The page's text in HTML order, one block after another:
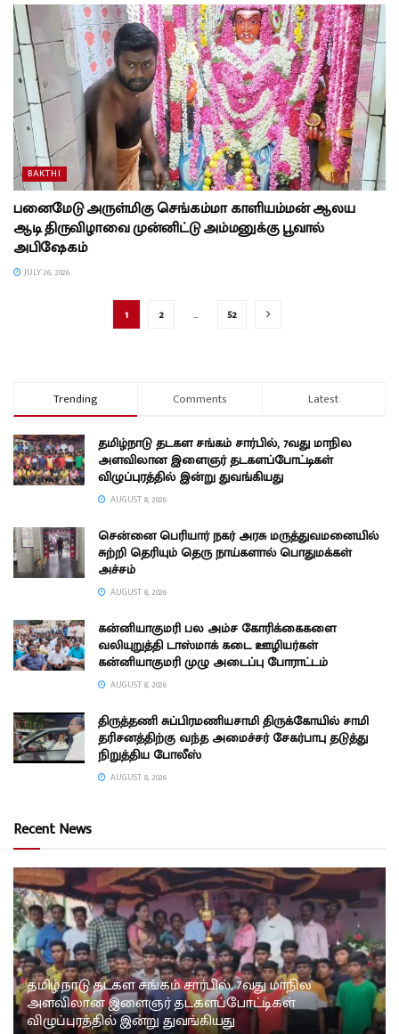
BAKTHI
பனைமேடு அருள்மிகு செங்கம்மா காளியம்மன் ஆலய
ஆடி திருவிழாவை முன்னிட்டு அம்மனுக்கு பூவால்
அபிஷேகம்
JULY 26, 2026
1 2 … 52
Trending Comments Latest
தமிழ்நாடு தடகள சங்கம் சார்பில், 7வது மாநில
அளவிலான இளைஞர் தடகளப்போட்டிகள்
விழுப்புரத்தில் இன்று துவங்கியது
AUGUST 8, 2026
சென்னை பெரியார் நகர் அரசு மருத்துவமனையில்
சுற்றி தெரியும் தெரு நாய்களால் பொதுமக்கள்
அச்சம்
AUGUST 8, 2026
கன்னியாகுமரி பல அம்ச கோரிக்கைகளை
வலியுறுத்தி டாஸ்மாக் கடை ஊழியர்கள்
கன்னியாகுமரி முழு அடைப்பு போராட்டம்
AUGUST 8, 2026
திருத்தணி சுப்பிரமணியசாமி திருக்கோயில் சாமி
தரிசனத்திற்கு வந்த அமைச்சர் சேகர்பாபு தடுத்து
நிறுத்திய போலீஸ்
AUGUST 8, 2026
Recent News
தமிழ்நாடு தடகள சங்கம் சார்பில், 7வது மாநில
அளவிலான இளைஞர் தடகளப்போட்டிகள்
விழுப்புரத்தில் இன்று துவங்கியது